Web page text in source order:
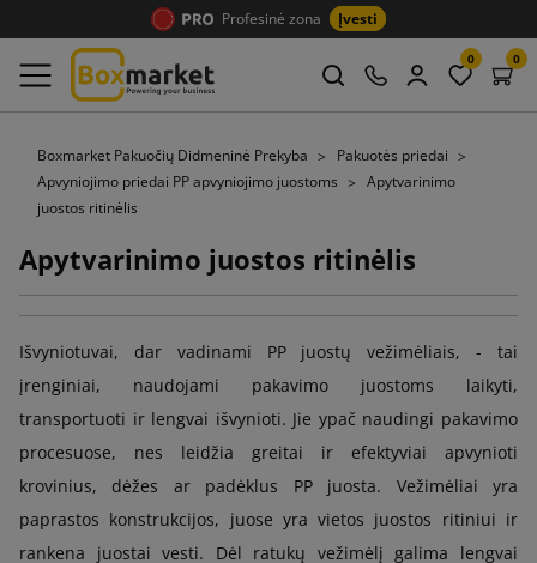
Profesinė zona Įvesti
0 0
Boxmarket Pakuočių Didmeninė Prekyba
Pakuotės priedai
Apvyniojimo priedai PP apvyniojimo juostoms
Apytvarinimo
juostos ritinėlis
Apytvarinimo juostos ritinėlis
Išvyniotuvai, dar vadinami PP juostų vežimėliais, - tai
įrenginiai, naudojami pakavimo juostoms laikyti,
transportuoti ir lengvai išvynioti. Jie ypač naudingi pakavimo
procesuose, nes leidžia greitai ir efektyviai apvynioti
krovinius, dėžes ar padėklus PP juosta. Vežimėliai yra
paprastos konstrukcijos, juose yra vietos juostos ritiniui ir
rankena juostai vesti. Dėl ratukų vežimėlį galima lengvai